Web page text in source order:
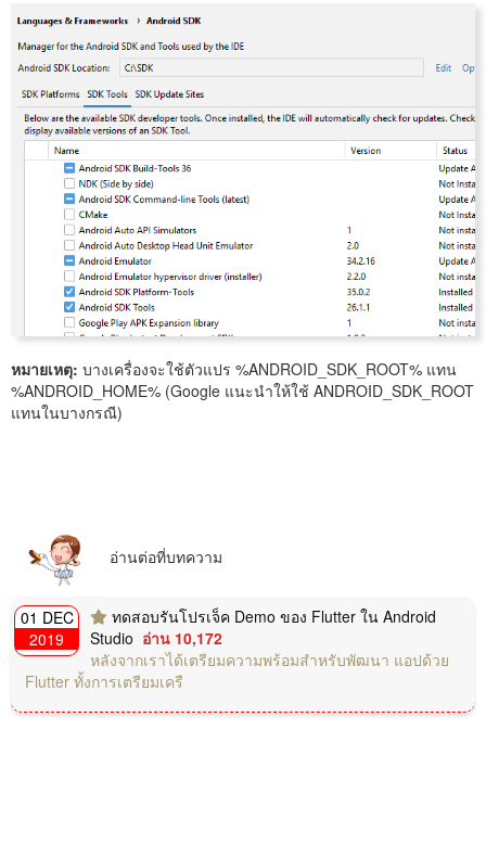
หมายเหตุ: บางเครื่องจะใช้ตัวแปร %ANDROID_SDK_ROOT% แทน
%ANDROID_HOME% (Google แนะนำให้ใช้ ANDROID_SDK_ROOT
แทนในบางกรณี)
อ่านต่อที่บทความ
01 DEC
2019
ทดสอบรันโปรเจ็ค Demo ของ Flutter ใน Android
Studio อ่าน 10,172
หลังจากเราได้เตรียมความพร้อมสำหรับพัฒนา แอปด้วย
Flutter ทั้งการเตรียมเครื